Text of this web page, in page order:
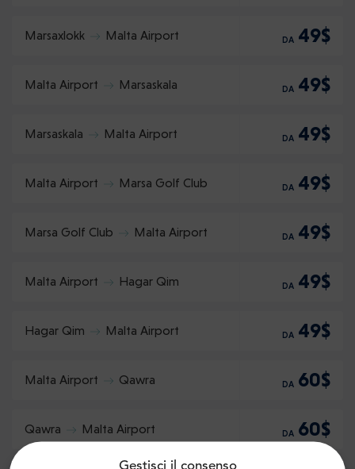
Gestisci il consenso
Marsaxlokk Malta Airport DA 49$
Malta Airport Marsaskala DA 49$
Marsaskala Malta Airport DA 49$
Malta Airport Marsa Golf Club DA 49$
Marsa Golf Club Malta Airport DA 49$
Malta Airport Hagar Qim DA 49$
Hagar Qim Malta Airport DA 49$
Malta Airport Qawra DA 60$
Qawra Malta Airport DA 60$